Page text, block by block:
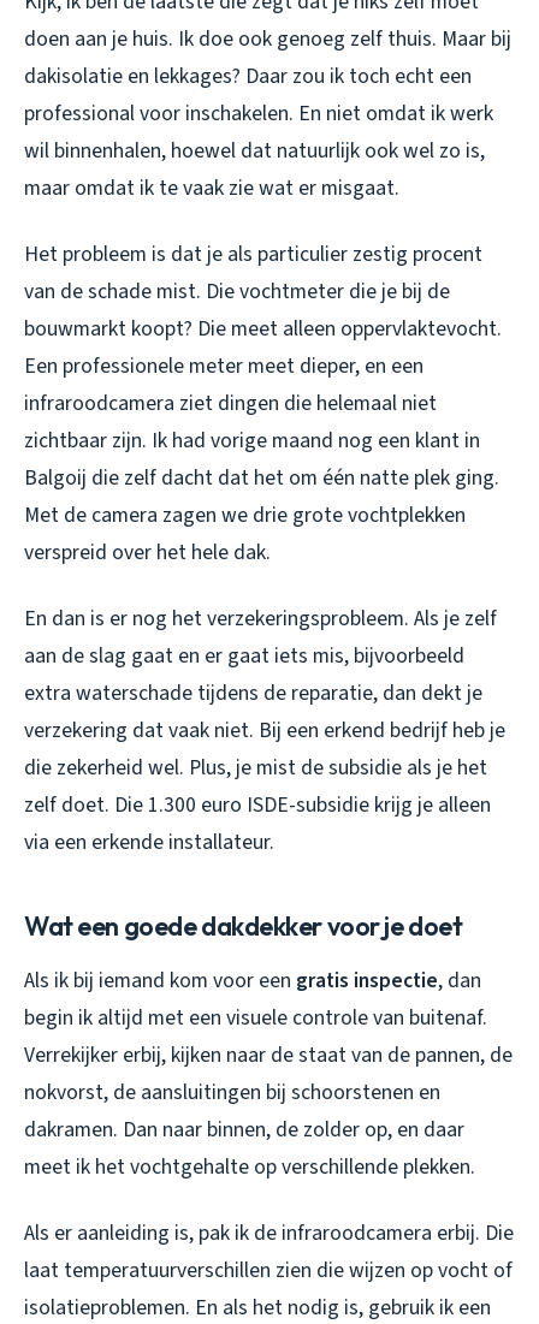
doen aan je huis. Ik doe ook genoeg zelf thuis. Maar bij
dakisolatie en lekkages? Daar zou ik toch echt een
professional voor inschakelen. En niet omdat ik werk
wil binnenhalen, hoewel dat natuurlijk ook wel zo is,
maar omdat ik te vaak zie wat er misgaat.
Het probleem is dat je als particulier zestig procent
van de schade mist. Die vochtmeter die je bij de
bouwmarkt koopt? Die meet alleen oppervlaktevocht.
Een professionele meter meet dieper, en een
infraroodcamera ziet dingen die helemaal niet
zichtbaar zijn. Ik had vorige maand nog een klant in
Balgoij die zelf dacht dat het om één natte plek ging.
Met de camera zagen we drie grote vochtplekken
verspreid over het hele dak.
En dan is er nog het verzekeringsprobleem. Als je zelf
aan de slag gaat en er gaat iets mis, bijvoorbeeld
extra waterschade tijdens de reparatie, dan dekt je
verzekering dat vaak niet. Bij een erkend bedrijf heb je
die zekerheid wel. Plus, je mist de subsidie als je het
zelf doet. Die 1.300 euro ISDE-subsidie krijg je alleen
via een erkende installateur.
Wat een goede dakdekker voor je doet
Als ik bij iemand kom voor een gratis inspectie, dan
begin ik altijd met een visuele controle van buitenaf.
Verrekijker erbij, kijken naar de staat van de pannen, de
nokvorst, de aansluitingen bij schoorstenen en
dakramen. Dan naar binnen, de zolder op, en daar
meet ik het vochtgehalte op verschillende plekken.
Als er aanleiding is, pak ik de infraroodcamera erbij. Die
laat temperatuurverschillen zien die wijzen op vocht of
isolatieproblemen. En als het nodig is, gebruik ik een